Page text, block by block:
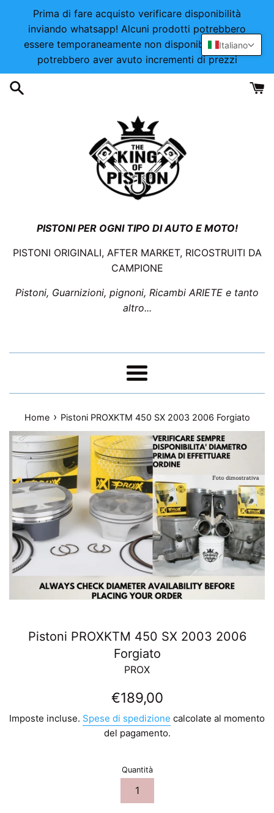
Italiano
direttamente
Prima di fare acquisto verificare disponibilità
inviando whatsapp! Alcuni prodotti potrebbero
essere temporaneamente non disponibili o alcuni
potrebbero aver avuto incrementi di prezzi
PISTONI PER OGNI TIPO DI AUTO E MOTO!
PISTONI ORIGINALI, AFTER MARKET, RICOSTRUITI DA
CAMPIONE
Pistoni, Guarnizioni, pignoni, Ricambi ARIETE e tanto
altro...
Menu
Home › Pistoni PROXKTM 450 SX 2003 2006 Forgiato
Pistoni PROXKTM 450 SX 2003 2006
Forgiato
PROX
Prezzo
listino
€189,00
Imposte incluse. Spese di spedizione calcolate al momento
del pagamento.
Quantità